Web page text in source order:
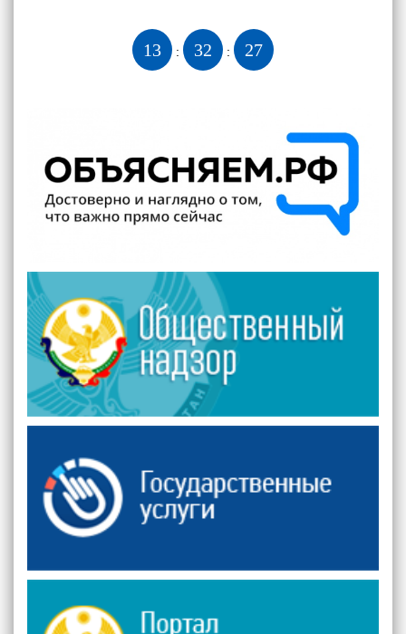
13 : 32 : 28